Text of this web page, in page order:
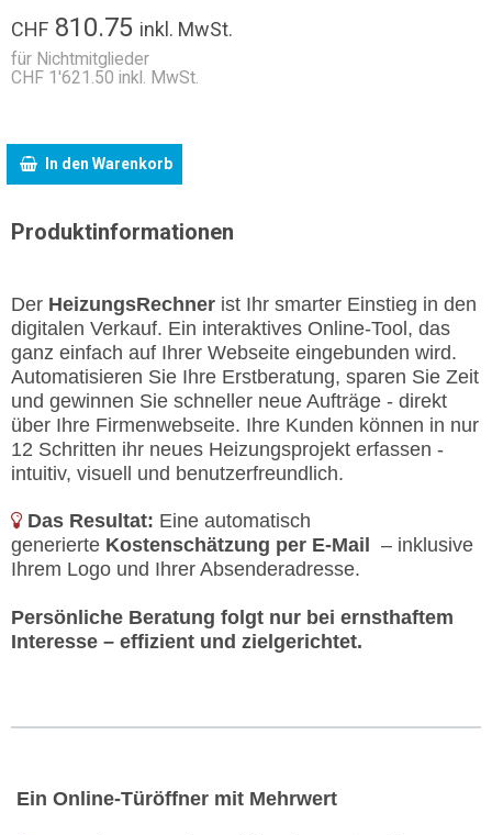
CHF 810.75 inkl. MwSt.
für Nichtmitglieder
CHF 1'621.50 inkl. MwSt.
In den Warenkorb
Produktinformationen
Der HeizungsRechner ist Ihr smarter Einstieg in den
digitalen Verkauf. Ein interaktives Online-Tool, das
ganz einfach auf Ihrer Webseite eingebunden wird.
Automatisieren Sie Ihre Erstberatung, sparen Sie Zeit
und gewinnen Sie schneller neue Aufträge - direkt
über Ihre Firmenwebseite. Ihre Kunden können in nur
12 Schritten ihr neues Heizungsprojekt erfassen -
intuitiv, visuell und benutzerfreundlich.
Das Resultat: Eine automatisch
generierte Kostenschätzung per E-Mail
– inklusive
Ihrem Logo und Ihrer Absenderadresse.
Persönliche Beratung folgt nur bei ernsthaftem
Interesse – effizient und zielgerichtet.
Ein Online-Türöffner mit Mehrwert